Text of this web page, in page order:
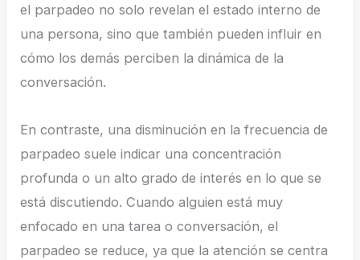
el parpadeo no solo revelan el estado interno de
una persona, sino que también pueden influir en
cómo los demás perciben la dinámica de la
conversación.
En contraste, una disminución en la frecuencia de
parpadeo suele indicar una concentración
profunda o un alto grado de interés en lo que se
está discutiendo. Cuando alguien está muy
enfocado en una tarea o conversación, el
parpadeo se reduce, ya que la atención se centra